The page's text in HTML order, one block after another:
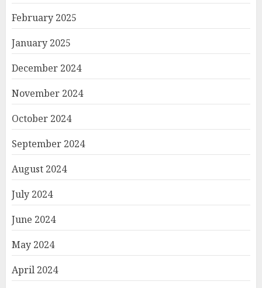
February 2025
January 2025
December 2024
November 2024
October 2024
September 2024
August 2024
July 2024
June 2024
May 2024
April 2024